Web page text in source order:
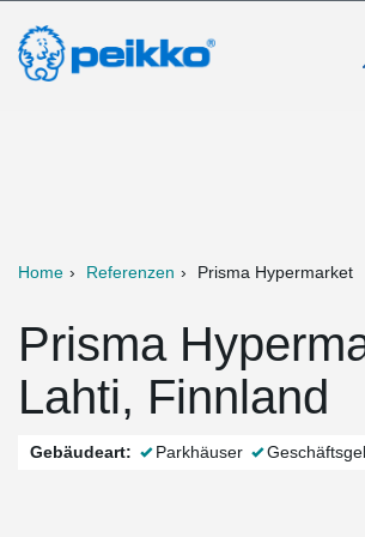
Home Referenzen Prisma Hypermarket
Prisma
Lahti, Finnland
Gebäudeart: Parkhäuser